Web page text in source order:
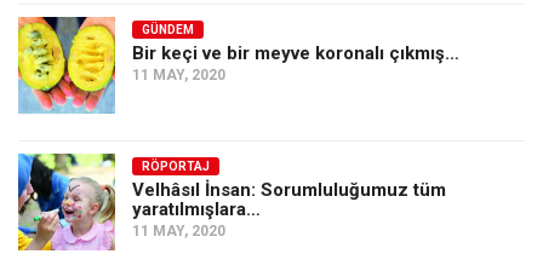
Asya
Amerika
Avustralya
Tarih
GÜNDEM
Bir keçi ve bir meyve koronalı çıkmış…
11 MAY, 2020
RÖPORTAJ
Velhâsıl İnsan: Sorumluluğumuz tüm
yaratılmışlara…
11 MAY, 2020